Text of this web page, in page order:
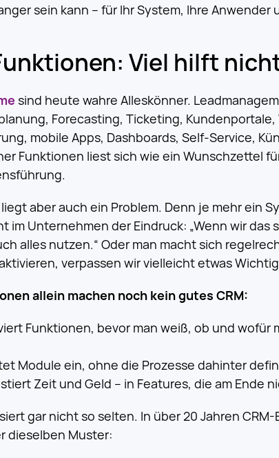
sein kann – für Ihr System, Ihre Anwender
Viel hilft
sind heute wahre Alleskönner.
Forecasting, Ticketing, Kundenportale,
mobile Apps, Dashboards, Self-Service,
Funktionen liest sich wie ein Wunschzettel
aber auch ein Problem. Denn je mehr ein
im Unternehmen der Eindruck: „Wenn wir das
alles nutzen.“ Oder man macht sich
verpassen wir vielleicht etwas
allein machen noch kein gutes CRM:
Funktionen, bevor man weiß, ob und wofür
Module ein, ohne die Prozesse dahinter
Zeit und Geld – in Features, die am Ende
gar nicht so selten. In über 20 Jahren
dieselben Muster: